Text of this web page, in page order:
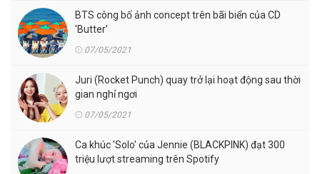
BTS công bố ảnh concept trên bãi biển của CD
'Butter'
07/05/2021
Juri (Rocket Punch) quay trở lại hoạt động sau thời
gian nghỉ ngơi
07/05/2021
Ca khúc 'Solo' của Jennie (BLACKPINK) đạt 300
triệu lượt streaming trên Spotify